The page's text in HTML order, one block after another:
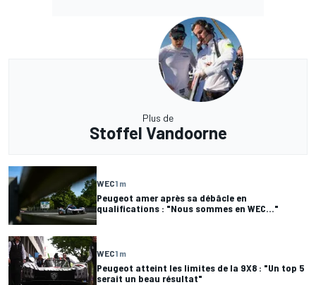
Plus de
Stoffel Vandoorne
WEC1 m
Peugeot amer après sa débâcle en
qualifications : "Nous sommes en WEC..."
WEC1 m
Peugeot atteint les limites de la 9X8 : "Un top 5
serait un beau résultat"